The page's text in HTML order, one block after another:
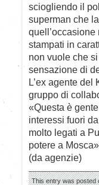
sciogliendo il
superman che
stampati in
non vuole che
sensazione di
L’ex agente
gruppo di
«Questa è
interessi fuori
molto legati a
potere a
(da agenzie)
This entry was posted